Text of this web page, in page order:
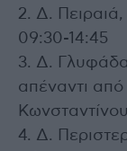
2. Δ.
09:30-14:45
3. Δ.
απέναντι
4. Δ.